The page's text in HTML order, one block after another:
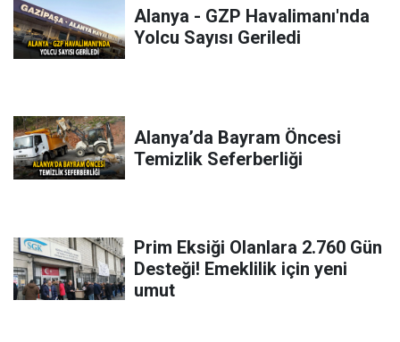
Alanya - GZP Havalimanı'nda
Yolcu Sayısı Geriledi
Alanya’da Bayram Öncesi
Temizlik Seferberliği
Prim Eksiği Olanlara 2.760 Gün
Desteği! Emeklilik için yeni
umut